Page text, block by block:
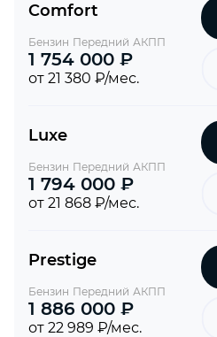
Comfort
Бензин Передний АКПП
1 754 000 ₽
от 21 380 ₽/мес.
Luxe
Бензин Передний АКПП
1 794 000 ₽
от 21 868 ₽/мес.
Prestige
Бензин Передний АКПП
1 886 000 ₽
от 22 989 ₽/мес.